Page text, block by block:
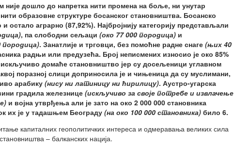
није дошло до напретка нити промена на боље, ни унутар
образовне структуре босанског становништва. Босанско
остало аграрно (87,92%). Најбројнију категорију представљали
, па слободни сељаци (око 77 000 породица) и
породица). Занатлије и трговци, без помоћне радне снаге (њих 40
радњи или предузећа. Број неписмених износио је око 85%
искључиво домаће становништво јер су досељеници углавном
поразној слици доприносила је и чињеница да су муслимани,
арабику (нису ни латиницу ни ћирилицу). Аустро-угарска
градила железнице(искључиво за своје потребе и извлачење
и војна утврђења али је зато на око 2 000 000 становника
их је у тадашњем Београду (на око 100 000 становника) било 6.
капиталних геополитичких интереса и одмеравања великих сила
– балканских нација.